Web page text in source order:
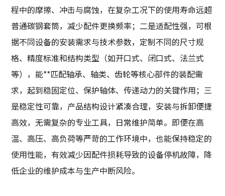
程中的摩擦、冲击与腐蚀，在复杂工况下的使用寿命远超
普通碳钢套筒，减少配件更换频率；二是适配性强，可根
据不同设备的安装需求与技术参数，定制不同的尺寸规
格、精度标准和结构类型（如开口式、闭口式、法兰式
等），能**匹配轴承、轴类、齿轮等核心部件的装配需
求，起到稳固定位、保护轴体、传递动力的关键作用；三
是稳定性可靠，产品结构设计紧凑合理，安装与拆卸便捷
高效，无需复杂的专业工具，日常维护简单。即便在高
温、高压、高负荷等严苛的工作环境中，也能保持稳定的
使用性能，有效减少因配件损耗导致的设备停机故障，降
低企业的维护成本与生产中断风险。